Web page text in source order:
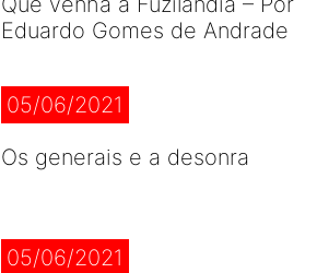
Eduardo Gomes de Andrade
05/06/2021
Os generais e a desonra
05/06/2021